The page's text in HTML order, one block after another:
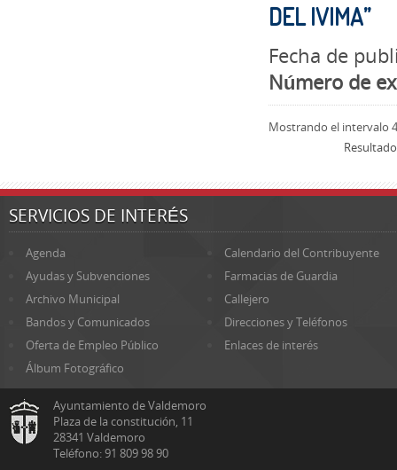
DEL IVIMA”
Fecha de
Número de
Mostrando el intervalo
SERVICIOS DE INTERÉS
Agenda
Calendario del Contribuyente
Ayudas y Subvenciones
Farmacias de Guardia
Archivo Municipal
Callejero
Bandos y Comunicados
Direcciones y Teléfonos
Oferta de Empleo Público
Enlaces de interés
Álbum Fotográfico
Ayuntamiento de Valdemoro
Plaza de la constitución, 11
28341 Valdemoro
Teléfono: 91 809 98 90